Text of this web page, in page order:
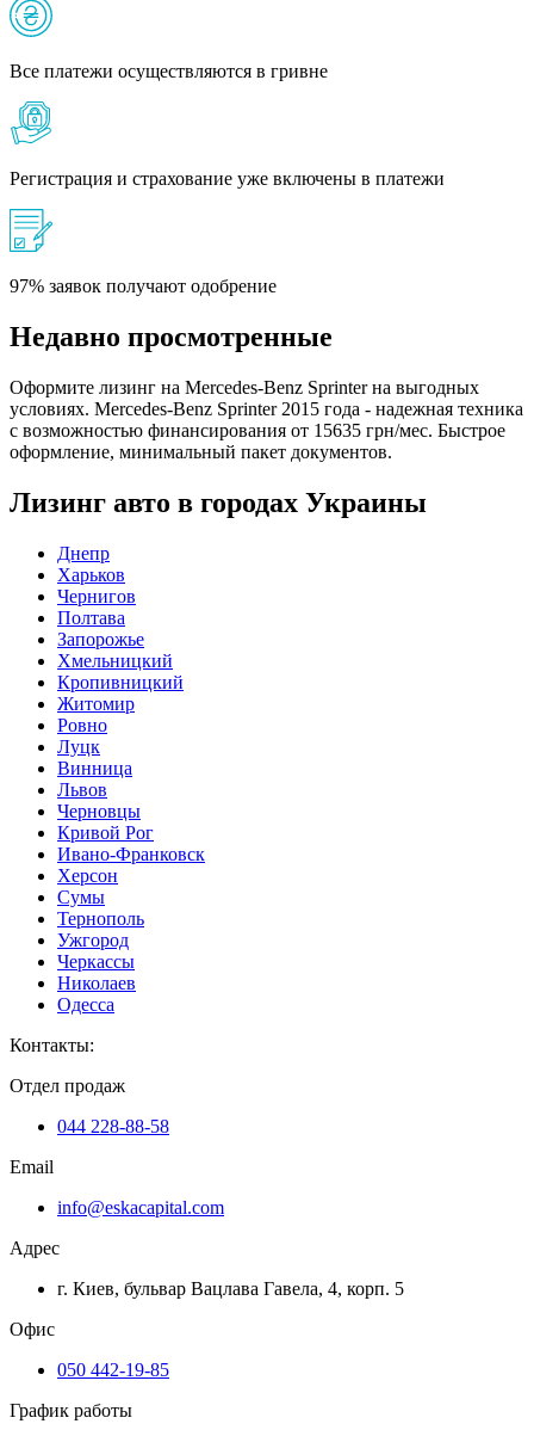
Все платежи осуществляются в гривне
Регистрация и страхование уже включены в платежи
97% заявок получают одобрение
Недавно просмотренные
Оформите лизинг на Mercedes-Benz Sprinter на выгодных
условиях. Mercedes-Benz Sprinter 2015 года - надежная техника
с возможностью финансирования от 15635 грн/мес. Быстрое
оформление, минимальный пакет документов.
Лизинг авто в городах Украины
Днепр
Харьков
Чернигов
Полтава
Запорожье
Хмельницкий
Кропивницкий
Житомир
Ровно
Луцк
Винница
Львов
Черновцы
Кривой Рог
Ивано-Франковск
Херсон
Сумы
Тернополь
Ужгород
Черкассы
Николаев
Одесса
Контакты:
Отдел продаж
044 228-88-58
Email
info@eskacapital.com
Адрес
г. Киев, бульвар Вацлава Гавела, 4, корп. 5
Офис
050 442-19-85
График работы